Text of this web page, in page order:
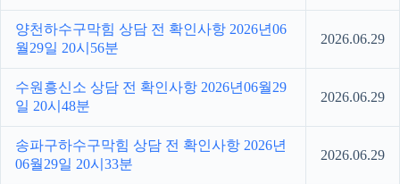
양천하수구막힘 상담 전 확인사항 2026년06
월29일 20시56분
2026.06.29
수원흥신소 상담 전 확인사항 2026년06월29
일 20시48분
2026.06.29
송파구하수구막힘 상담 전 확인사항 2026년
06월29일 20시33분
2026.06.29